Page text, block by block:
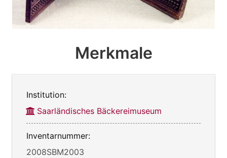
Merkmale
Institution:
Saarländisches Bäckereimuseum
Inventarnummer:
2008SBM2003